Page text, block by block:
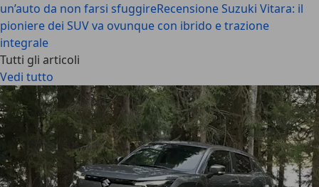
un’auto da non farsi sfuggireRecensione Suzuki Vitara: il
pioniere dei SUV va ovunque con ibrido e trazione
integrale
Tutti gli articoli
Vedi tutto